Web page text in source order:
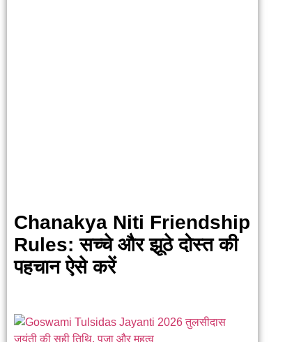
Chanakya Niti Friendship
Rules: सच्चे और झूठे दोस्त की
पहचान ऐसे करें